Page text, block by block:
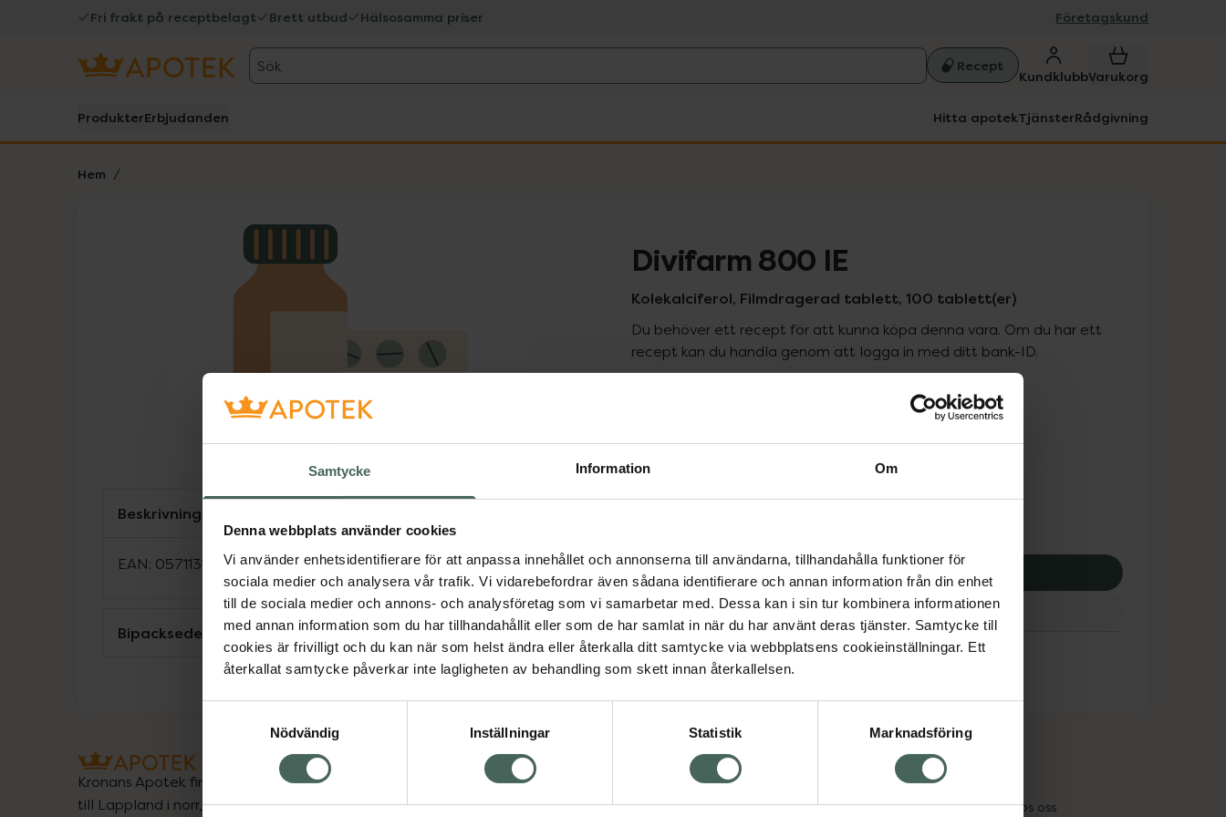
Samtycke Information Om
Denna webbplats använder cookies
Vi använder enhetsidentifierare för att anpassa innehållet och annonserna till användarna, tillhandahålla funktioner för
sociala medier och analysera vår trafik. Vi vidarebefordrar även sådana identifierare och annan information från din enhet
till de sociala medier och annons- och analysföretag som vi samarbetar med. Dessa kan i sin tur kombinera informationen
med annan information som du har tillhandahållit eller som de har samlat in när du har använt deras tjänster. Samtycke till
cookies är frivilligt och du kan när som helst ändra eller återkalla ditt samtycke via webbplatsens cookieinställningar. Ett
återkallat samtycke påverkar inte lagligheten av behandling som skett innan återkallelsen.
Nödvändig
Inställningar Statistik Marknadsföring
Fri frakt på receptbelagt Brett utbud Hälsosamma priser Företagskund
Sök Recept
KundklubbVarukorg
ProdukterErbjudanden Hitta apotekTjänsterRådgivning
Hem
Lista: . Innehåller 1 objekt. Divifarm 800 IE
Kolekalciferol, Filmdragerad tablett, 100 tablett(er)
Du behöver ett recept för att kunna köpa denna vara. Om du har ett
recept kan du handla genom att logga in med ditt bank-ID.
Pris med recept
111,57 kr
Köp via ditt recept
Aktuella erbjudanden
Beskrivning
EAN: 05711313006935
Bipacksedel från FASS Visa
Kronans Apotek finns här för dig. Du hittar oss från Skåne i syd
till Lappland i norr, och online i mobilen och på datorn.
Vanliga frågor
Om recept och läkemedel
Högkostnadsskyddet
Jobba hos oss